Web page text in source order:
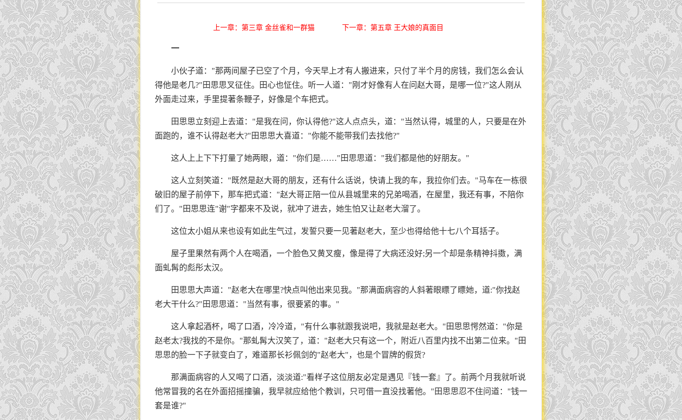
上一章：第三章 金丝雀和一群猫 下一章：第五章 王大娘的真面目
一
小伙子道："那两间屋子已空了个月，今天早上才有人搬进来，只付了半个月的房钱，我们怎么会认
得他是老几?"田思思叉征住。田心也怔住。听一人道："刚才好像有人在问赵大哥，是哪一位?"这人刚从
外面走过来，手里提著条鞭子，好像是个车把式。
田思思立刻迎上去道："是我在问，你认得他?"这人点点头，道："当然认得，城里的人，只要是在外
面跑的，谁不认得赵老大?"田思思大喜道："你能不能带我们去找他?"
这人上上下下打量了她两眼，道："你们是……"田思思道："我们都是他的好朋友。"
这人立刻笑道："既然是赵大哥的朋友，还有什么话说，快请上我的车，我拉你们去。"马车在一栋很
破旧的屋子前停下，那车把式道："赵大哥正陪一位从县城里来的兄弟喝酒，在屋里，我还有事，不陪你
们了。"田思思连"谢"字都来不及说，就冲了进去，她生怕又让赵老大溜了。
这位太小姐从来也设有如此生气过，发誓只要一见著赵老大，至少也得给他十七八个耳括子。
屋子里果然有两个人在喝酒，一个脸色又黄叉瘦，像是得了大病还没好;另一个却是条精神抖擞，满
面虬髯的彪彤太汉。
田思思大声道："赵老大在哪里?快点叫他出来见我。"那满面病容的人斜著眼瞟了瞟她，道:"你找赵
老大干什么?"田思思道："当然有事，很要紧的事。"
这人拿起酒杯，喝了口酒，冷冷道，"有什么事就跟我说吧，我就是赵老大。"田思思愕然道："你是
赵老太?我找的不是你。"那虬髯大汉笑了，道："赵老大只有这一个，附近八百里内找不出第二位来。"田
思思的脸一下子就变白了，难道那长衫佩剑的"赵老大"，也是个冒牌的假货?
那满面病容的人又喝了口酒，淡淡道:"看样子这位朋友必定是遇见『钱一套』了。前两个月我就听说
他常冒我的名在外面招摇撞骗，我早就应给他个教训，只可借一直没找著他。"田思思忍不住问道："钱一
套是谁?"